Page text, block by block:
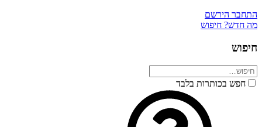
התחבר הירשם
מה חדש? חיפוש
חיפוש
חפש בכותרות בלבד